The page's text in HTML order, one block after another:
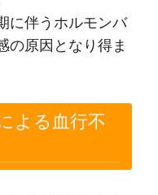
に伴うホルモンバ
の原因となり得ま
よる血行不